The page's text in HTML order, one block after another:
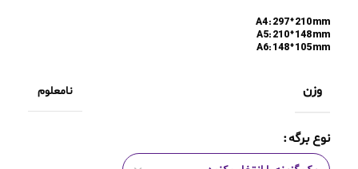
A4 : 297 * 210 mm
A5: 210 * 148 mm
A6: 148 * 105 mm
وزن نامعلوم
نوع برگه